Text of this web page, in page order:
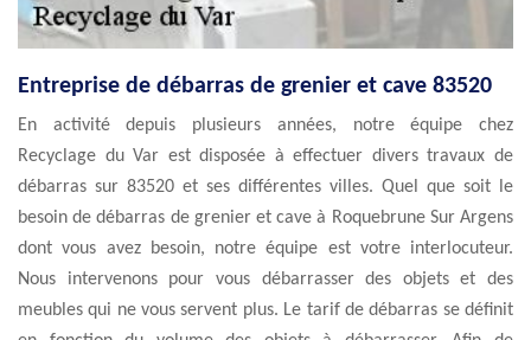
Entreprise de débarras de grenier et cave 83520
En activité depuis plusieurs années, notre équipe chez
Recyclage du Var est disposée à effectuer divers travaux de
débarras sur 83520 et ses différentes villes. Quel que soit le
besoin de débarras de grenier et cave à Roquebrune Sur Argens
dont vous avez besoin, notre équipe est votre interlocuteur.
Nous intervenons pour vous débarrasser des objets et des
meubles qui ne vous servent plus. Le tarif de débarras se définit